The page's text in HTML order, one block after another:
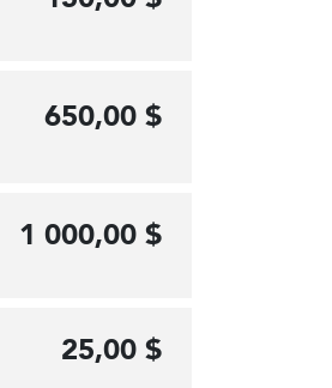
650,00 $
1 000,00 $
25,00 $